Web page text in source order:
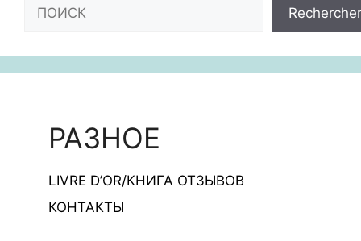
Rechercher
РАЗНОЕ
LIVRE D’OR/КНИГА ОТЗЫВОВ
КОНТАКТЫ